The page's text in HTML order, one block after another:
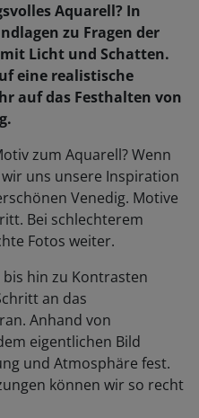
Aquarell? In
zu Fragen der
Licht und Schatten.
eine realistische
auf das Festhalten von
zum Aquarell? Wenn
uns unsere Inspiration
Venedig. Motive
Bei schlechterem
Fotos weiter.
hin zu Kontrasten
an das
Anhand von
eigentlichen Bild
und Atmosphäre fest.
können wir so recht